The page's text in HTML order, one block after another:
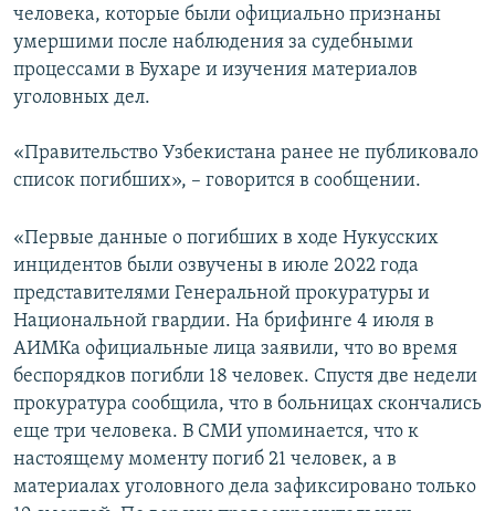
человека, которые были официально признаны
умершими после наблюдения за судебными
процессами в Бухаре и изучения материалов
уголовных дел.
«Правительство Узбекистана ранее не публиковало
список погибших», – говорится в сообщении.
«Первые данные о погибших в ходе Нукусских
инцидентов были озвучены в июле 2022 года
представителями Генеральной прокуратуры и
Национальной гвардии. На брифинге 4 июля в
АИМКа официальные лица заявили, что во время
беспорядков погибли 18 человек. Спустя две недели
прокуратура сообщила, что в больницах скончались
еще три человека. В СМИ упоминается, что к
настоящему моменту погиб 21 человек, а в
материалах уголовного дела зафиксировано только